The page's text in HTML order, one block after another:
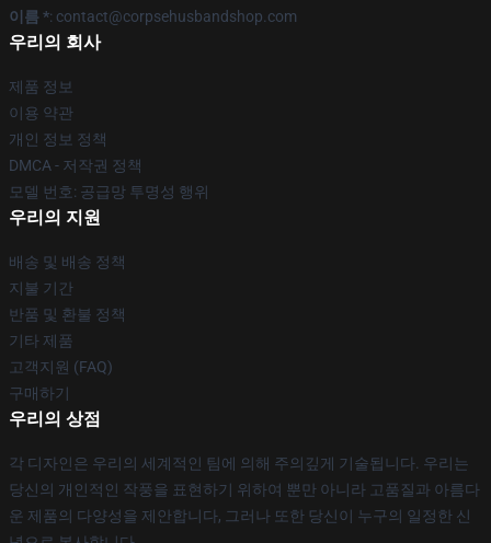
이름 *: contact@corpsehusbandshop.com
우리의 회사
제품 정보
이용 약관
개인 정보 정책
DMCA - 저작권 정책
모델 번호: 공급망 투명성 행위
우리의 지원
배송 및 배송 정책
지불 기간
반품 및 환불 정책
기타 제품
고객지원 (FAQ)
구매하기
우리의 상점
각 디자인은 우리의 세계적인 팀에 의해 주의깊게 기술됩니다. 우리는
당신의 개인적인 작풍을 표현하기 위하여 뿐만 아니라 고품질과 아름다
운 제품의 다양성을 제안합니다, 그러나 또한 당신이 누구의 일정한 신